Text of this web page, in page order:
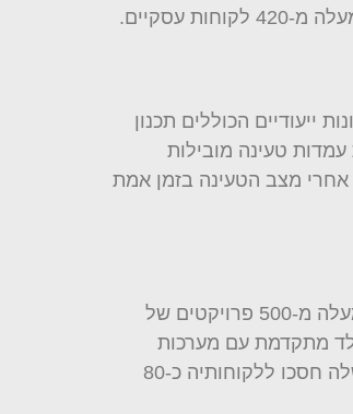
הכוללים תכנון
טעינה מובילות
אחרי מצב הטעינה בזמן אמת
לצד פעילות הטעינה, סקאלה מובילה תחום נוסף – התייעלות אנרגטית בתאורה עבור אתרים תעשייתיים ומסחריים. החברה ביצעה למעלה מ-500 פרויקטים של
לד מתקדמת עם מערכות
בקרה חכמות, החברה מאפשרת ללקוחותיה חיסכון של עד 90% בעלויות התאורה. לפי נתוני החברה, פרויקטי ההתייעלות האנרגטית שלה חסכו ללקוחותיה כ-80